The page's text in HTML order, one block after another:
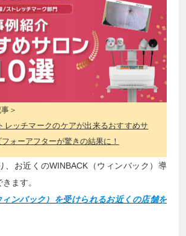
＞
ッチマークのケアが出来るおすすめサ
ォーアフターが驚きの結果に！
、お近くのWINBACK（ウィンバック）導
ます。
ンバック）を受けられるお近くの店舗を